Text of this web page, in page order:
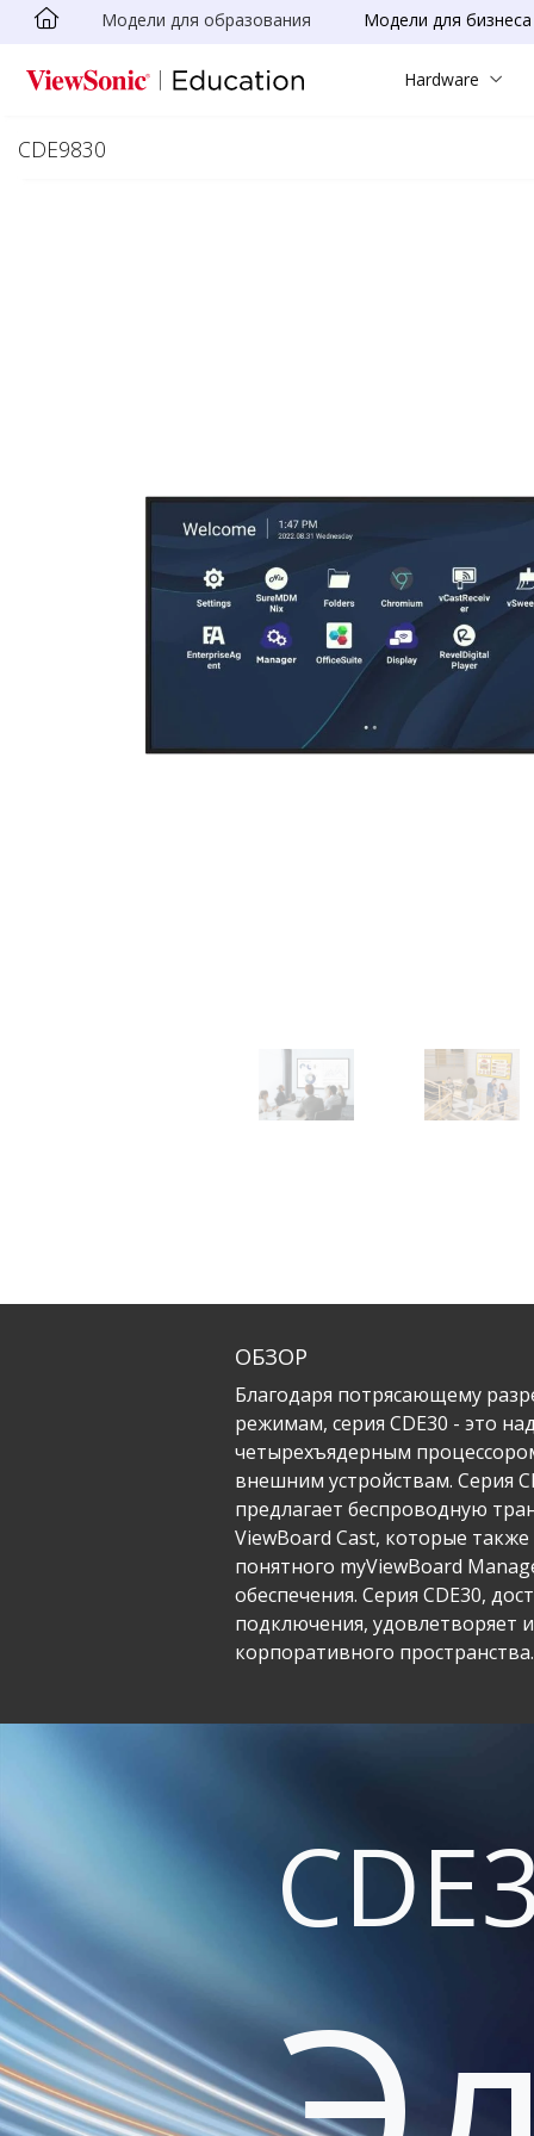
Skip to main content
Модели для образования Модели для бизнеса
Hardware
CDE9830
ОБЗОР
Благодаря потрясающему
режимам, серия CDE30 - это
четырехъядерным
внешним устройствам.​ Серия
предлагает беспроводную
ViewBoard Cast, которые
понятного myViewBoard
обеспечения.​​ Серия CDE30,
подключения, удовлетворяет
корпоративного пространства.